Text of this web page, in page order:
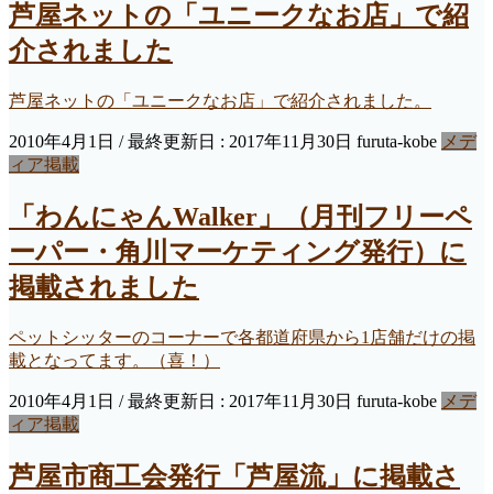
芦屋ネットの「ユニークなお店」で紹
介されました
芦屋ネットの「ユニークなお店」で紹介されました。
2010年4月1日 / 最終更新日 : 2017年11月30日 furuta-kobe メデ
ィア掲載
「わんにゃんWalker」（月刊フリーペ
ーパー・角川マーケティング発行）に
掲載されました
ペットシッターのコーナーで各都道府県から1店舗だけの掲
載となってます。（喜！）
2010年4月1日 / 最終更新日 : 2017年11月30日 furuta-kobe メデ
ィア掲載
芦屋市商工会発行「芦屋流」に掲載さ